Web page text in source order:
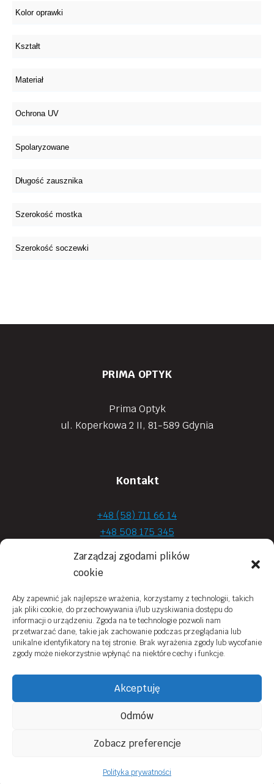
Zarządzaj zgodami plików
cookie
Aby zapewnić jak najlepsze wrażenia, korzystamy z technologii, takich
jak pliki cookie, do przechowywania i/lub uzyskiwania dostępu do
informacji o urządzeniu. Zgoda na te technologie pozwoli nam
przetwarzać dane, takie jak zachowanie podczas przeglądania lub
unikalne identyfikatory na tej stronie. Brak wyrażenia zgody lub wycofanie
zgody może niekorzystnie wpłynąć na niektóre cechy i funkcje.
Akceptuję
Odmów
Zobacz preferencje
Polityka prywatności
PRIMA OPTYK
Prima Optyk
ul. Koperkowa 2 II, 81-589 Gdynia
Kontakt
+48 (58) 711 66 14
+48 508 175 345
+48 720 870 590
prima.optyk@gmail.com
Moje konto
Obowiązek Informacyjny
Polityka prywatności
Regulamin sklepu online
© 2026 Prima Optyk Wykonanie